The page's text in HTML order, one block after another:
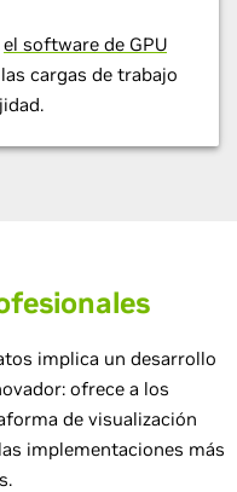
el software de GPU
cargas de trabajo
implica un desarrollo
ofrece a los
de visualización
implementaciones más